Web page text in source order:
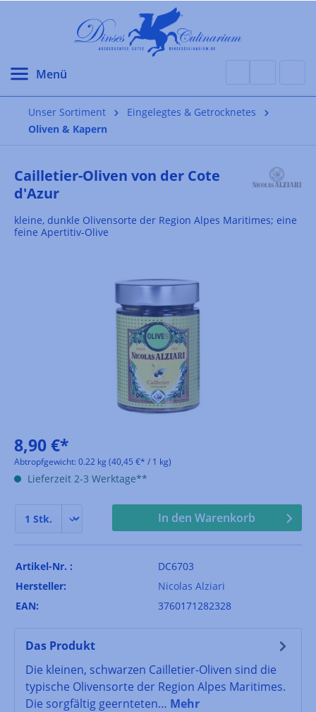
Unser Sortiment
Eingelegtes & Getrocknetes
Oliven & Kapern
Cailletier-Oliven von der Cote
d'Azur
kleine, dunkle Olivensorte der Region Alpes Maritimes; eine
feine Apertitiv-Olive
8,90 €*
Abtropfgewicht: 0.22 kg (40,45 €* / 1 kg)
Lieferzeit 2-3 Werktage**
In den Warenkorb
Artikel-Nr. :
DC6703
Hersteller:
Nicolas Alziari
EAN:
3760171282328
Das Produkt
Die kleinen, schwarzen Cailletier-Oliven sind die
typische Olivensorte der Region Alpes Maritimes.
Die sorgfältig geernteten… Mehr